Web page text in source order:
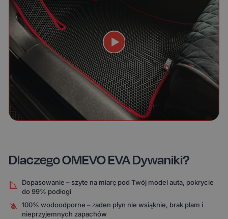
Dlaczego OMEVO EVA Dywaniki?
Dopasowanie – szyte na miarę pod Twój model auta, pokrycie
do 99% podłogi
100% wodoodporne – żaden płyn nie wsiąknie, brak plam i
nieprzyjemnych zapachów